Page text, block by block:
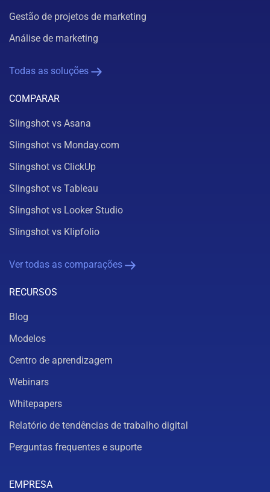
Gestão de projetos de marketing
Análise de marketing
Todas as soluções
COMPARAR
Slingshot vs Asana
Slingshot vs Monday.com
Slingshot vs ClickUp
Slingshot vs Tableau
Slingshot vs Looker Studio
Slingshot vs Klipfolio
Ver todas as comparações
RECURSOS
Blog
Modelos
Centro de aprendizagem
Webinars
Whitepapers
Relatório de tendências de trabalho digital
Perguntas frequentes e suporte
EMPRESA